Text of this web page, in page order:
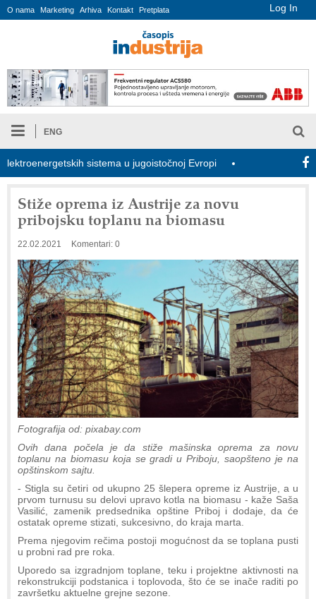
Log In
O nama Marketing Arhiva Kontakt Pretplata
ENG
sistema u jugoistočnoj Evropi COMBYPACK
Stiže oprema iz Austrije za novu
pribojsku toplanu na biomasu
22.02.2021 Komentari: 0
Fotografija od: pixabay.com
Ovih dana počela je da stiže mašinska oprema za novu
toplanu na biomasu koja se gradi u Priboju, saopšteno je na
opštinskom sajtu.
- Stigla su četiri od ukupno 25 šlepera opreme iz Austrije, a u
prvom turnusu su delovi upravo kotla na biomasu - kaže Saša
Vasilić, zamenik predsednika opštine Priboj i dodaje, da će
ostatak opreme stizati, sukcesivno, do kraja marta.
Prema njegovim rečima postoji mogućnost da se toplana pusti
u probni rad pre roka.
Uporedo sa izgradnjom toplane, teku i projektne aktivnosti na
rekonstrukciji podstanica i toplovoda, što će se inače raditi po
završetku aktuelne grejne sezone.